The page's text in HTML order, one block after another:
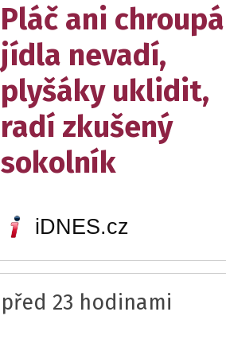
Pláč ani
jídla nevadí,
plyšáky uklidit,
radí zkušený
sokolník
iDNES.cz
před 23 hodinami